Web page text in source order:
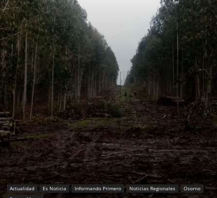
Actualidad Es Noticia Informando Primero Noticias Regionales
Osorno